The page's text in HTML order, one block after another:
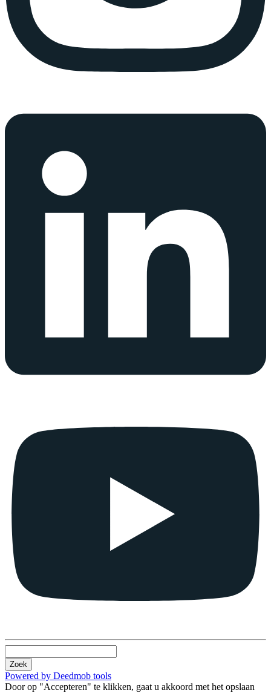
Zoek
Powered by Deedmob tools
Door op "Accepteren" te klikken, gaat u akkoord met het opslaan